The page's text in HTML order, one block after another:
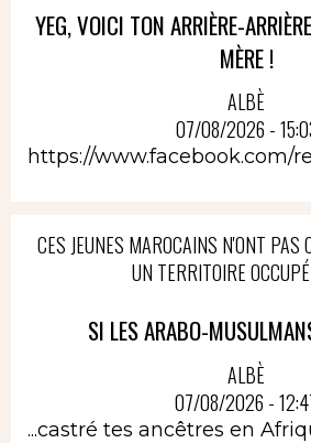
YEG, VOICI TON ARRIÈRE-
MÈRE !
ALBÈ
07/08/2026 -
https://www.facebook.com/re
CES JEUNES MAROCAINS N'ONT PAS
UN TERRITOIRE
SI LES ARABO-
ALBÈ
07/08/2026 -
...castré tes ancêtres en